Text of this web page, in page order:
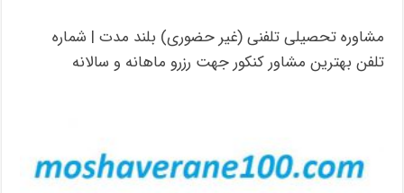
مشاوره تحصیلی تلفنی (غیر حضوری) بلند مدت | شماره
تلفن بهترین مشاور کنکور جهت رزرو ماهانه و سالانه